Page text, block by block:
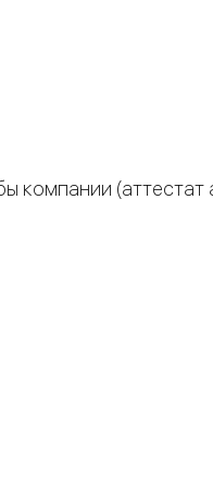
компании